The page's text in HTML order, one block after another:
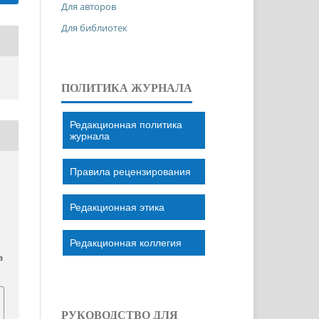
Для авторов
Для библиотек
ПОЛИТИКА ЖУРНАЛА
Редакционная политика
журнала
Правила рецензирования
Редакционная этика
Редакционная коллегия
РУКОВОДСТВО ДЛЯ